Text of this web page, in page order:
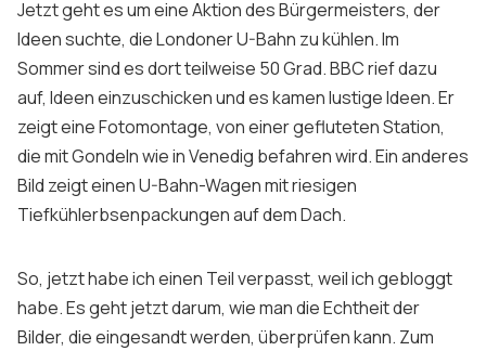
Jetzt geht es um eine Aktion des Bürgermeisters, der
Ideen suchte, die Londoner U-Bahn zu kühlen. Im
Sommer sind es dort teilweise 50 Grad. BBC rief dazu
auf, Ideen einzuschicken und es kamen lustige Ideen. Er
zeigt eine Fotomontage, von einer gefluteten Station,
die mit Gondeln wie in Venedig befahren wird. Ein anderes
Bild zeigt einen U-Bahn-Wagen mit riesigen
Tiefkühlerbsenpackungen auf dem Dach.
So, jetzt habe ich einen Teil verpasst, weil ich gebloggt
habe. Es geht jetzt darum, wie man die Echtheit der
Bilder, die eingesandt werden, überprüfen kann. Zum